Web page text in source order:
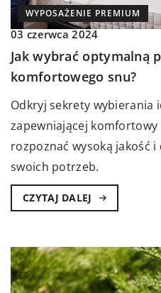
WYPOSAŻENIE PREMIUM
03 czerwca 2024
Jak wybrać optymalną
komfortowego snu?
Odkryj sekrety wybierania
zapewniającej
rozpoznać wysoką jakość
swoich potrzeb.
CZYTAJ DALEJ